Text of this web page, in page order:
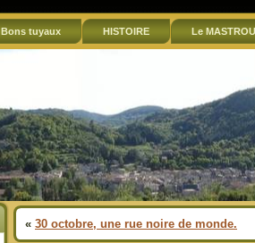
Bons tuyaux HISTOIRE Le MASTROU
« 30 octobre, une rue noire de monde.